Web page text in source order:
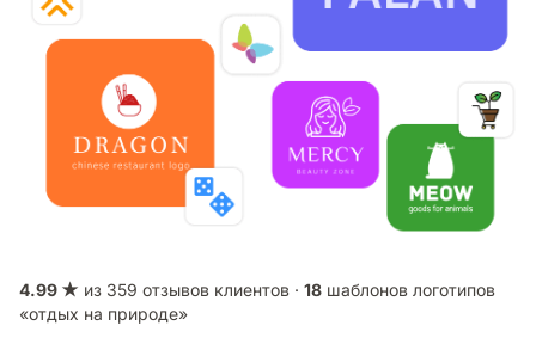
4.99 ★ из 359 отзывов клиентов · 18 шаблонов логотипов
«отдых на природе»